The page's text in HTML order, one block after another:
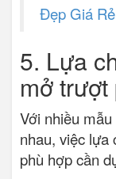
Đẹp Giá
5. Lựa
mở
Với nhiều
nhau, việc
phù hợp cần